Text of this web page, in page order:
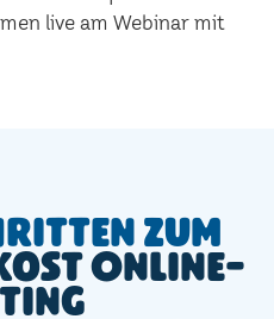
live am Webinar mit
zum
Online-